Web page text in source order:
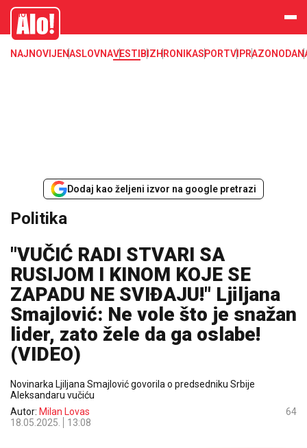
Alo
NAJNOVIJENASLOVNAVESTI BIZHRONIKASPORTVIPRAZONODA
Dodaj kao željeni izvor na google pretrazi
Politika
"VUČIĆ RADI STVARI SA
RUSIJOM I KINOM KOJE SE
ZAPADU NE SVIĐAJU!" Ljiljana
Smajlović: Ne vole što je snažan
lider, zato žele da ga oslabe!
(VIDEO)
Novinarka Ljiljana Smajlović govorila o predsedniku Srbije
Aleksandaru vučiću
Autor: Milan Lovas
18.05.2025.
13:08
64